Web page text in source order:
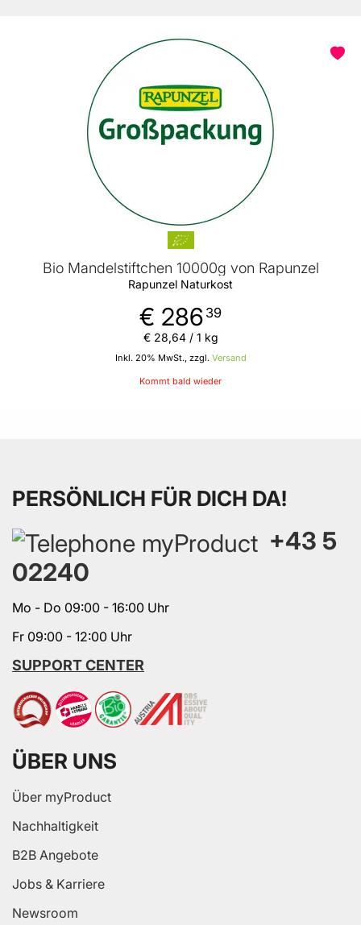
Bio Mandelstiftchen 10000g von Rapunzel
Rapunzel Naturkost
€ 286 39
Inkl. 20% MwSt., zzgl. Versand
€ 28,64/ 1 kg
Kommt bald wieder
PERSÖNLICH FÜR DICH DA!
+43 5
02240
Mo - Do 09:00 - 16:00 Uhr
Fr 09:00 - 12:00 Uhr
SUPPORT CENTER
ÜBER UNS
Über myProduct
Nachhaltigkeit
B2B Angebote
Jobs & Karriere
Newsroom